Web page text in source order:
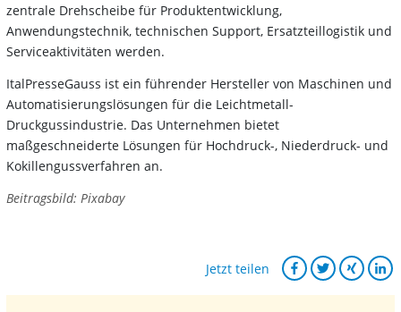
zentrale Drehscheibe für Produktentwicklung,
Anwendungstechnik, technischen Support, Ersatzteillogistik und
Serviceaktivitäten werden.
ItalPresseGauss ist ein führender Hersteller von Maschinen und
Automatisierungslösungen für die Leichtmetall-
Druckgussindustrie. Das Unternehmen bietet
maßgeschneiderte Lösungen für Hochdruck-, Niederdruck- und
Kokillengussverfahren an.
Beitragsbild: Pixabay
Jetzt teilen